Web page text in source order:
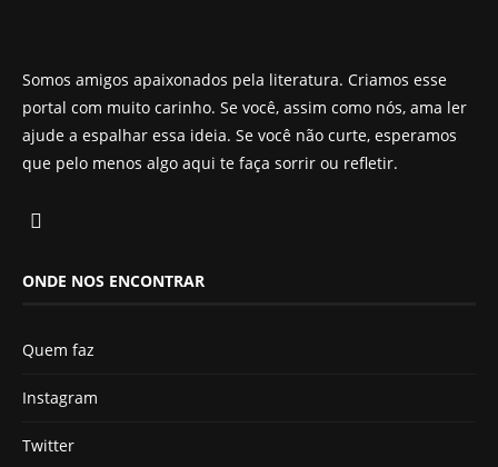
Somos amigos apaixonados pela literatura. Criamos esse
portal com muito carinho. Se você, assim como nós, ama ler
ajude a espalhar essa ideia. Se você não curte, esperamos
que pelo menos algo aqui te faça sorrir ou refletir.
ONDE NOS ENCONTRAR
Quem faz
Instagram
Twitter